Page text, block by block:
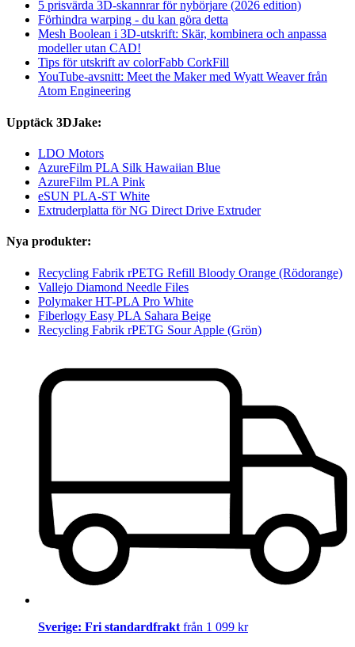
5 prisvärda 3D-skannrar för nybörjare (2026 edition)
Förhindra warping - du kan göra detta
Mesh Boolean i 3D-utskrift: Skär, kombinera och anpassa
modeller utan CAD!
Tips för utskrift av colorFabb CorkFill
YouTube-avsnitt: Meet the Maker med Wyatt Weaver från
Atom Engineering
Upptäck 3DJake:
LDO Motors
AzureFilm PLA Silk Hawaiian Blue
AzureFilm PLA Pink
eSUN PLA-ST White
Extruderplatta för NG Direct Drive Extruder
Nya produkter:
Recycling Fabrik rPETG Refill Bloody Orange (Rödorange)
Vallejo Diamond Needle Files
Polymaker HT-PLA Pro White
Fiberlogy Easy PLA Sahara Beige
Recycling Fabrik rPETG Sour Apple (Grön)
Sverige: Fri standardfrakt från 1 099 kr